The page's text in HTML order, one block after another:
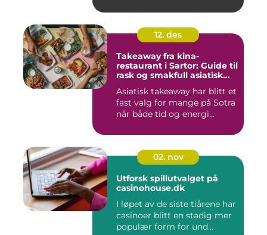
12. des
Takeaway fra kina-
restaurant i Sartor: Guide til
rask og smakfull asiatisk
Asiatisk takeaway har blitt et
fast valg for mange på Sotra
når både tid og energi...
02. nov
Utforsk spillutvalget på
casinohouse.dk
I løpet av de siste tiårene har
casinoer blitt en stadig mer
populær form for und...